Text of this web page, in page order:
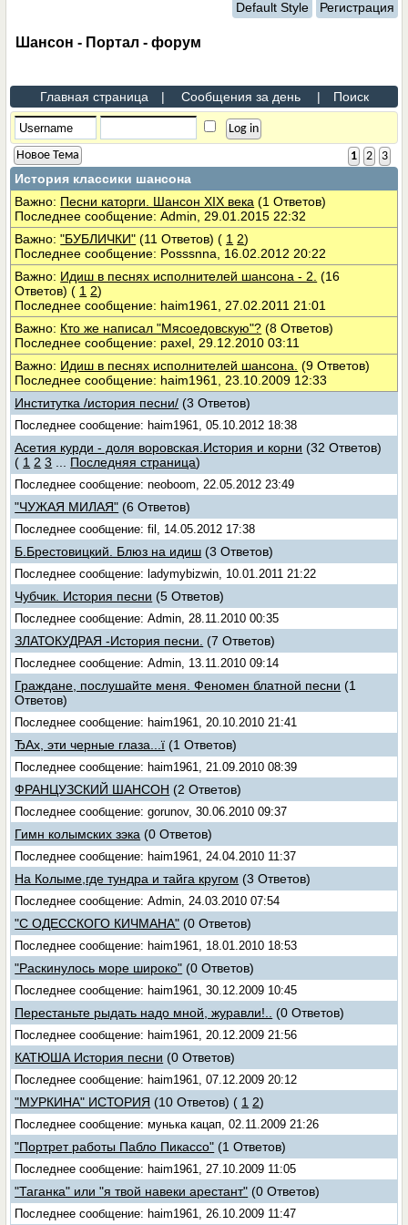
Default Style Регистрация
Шансон - Портал - форум
Главная страница | Сообщения за день | Поиск
1 2 3
Новое Тема
История классики шансона
Важно: Песни каторги. Шансон XIX века (1 Ответов)
Последнее сообщение: Admin, 29.01.2015 22:32
Важно:"БУБЛИЧКИ" (11 Ответов) ( 1 2)
Последнее сообщение: Posssnna, 16.02.2012 20:22
Важно: Идиш в песнях исполнителей шансона - 2. (16
Ответов) ( 1 2)
Последнее сообщение: haim1961, 27.02.2011 21:01
Важно: Кто же написал "Мясоедовскую"? (8 Ответов)
Последнее сообщение: paxel, 29.12.2010 03:11
Важно: Идиш в песнях исполнителей шансона. (9 Ответов)
Последнее сообщение: haim1961, 23.10.2009 12:33
Институтка /история песни/ (3 Ответов)
Последнее сообщение: haim1961, 05.10.2012 18:38
Асетия курди - доля воровская.История и корни (32 Ответов)
( 1 2 3 Последняя страница)
Последнее сообщение: neoboom, 22.05.2012 23:49
"ЧУЖАЯ МИЛАЯ" (6 Ответов)
Последнее сообщение: fil, 14.05.2012 17:38
Б.Брестовицкий. Блюз на идиш (3 Ответов)
Последнее сообщение: ladymybizwin, 10.01.2011 21:22
Чубчик. История песни (5 Ответов)
Последнее сообщение: Admin, 28.11.2010 00:35
ЗЛАТОКУДРАЯ -История песни. (7 Ответов)
Последнее сообщение: Admin, 13.11.2010 09:14
Граждане, послушайте меня. Феномен блатной песни (1
Ответов)
Последнее сообщение: haim1961, 20.10.2010 21:41
ЂАх, эти черные глаза...ї (1 Ответов)
Последнее сообщение: haim1961, 21.09.2010 08:39
ФРАНЦУЗСКИЙ ШАНСОН (2 Ответов)
Последнее сообщение: gorunov, 30.06.2010 09:37
Гимн колымских зэка (0 Ответов)
Последнее сообщение: haim1961, 24.04.2010 11:37
На Колыме,где тундра и тайга кругом (3 Ответов)
Последнее сообщение: Admin, 24.03.2010 07:54
"С ОДЕССКОГО КИЧМАНА" (0 Ответов)
Последнее сообщение: haim1961, 18.01.2010 18:53
"Раскинулось море широко" (0 Ответов)
Последнее сообщение: haim1961, 30.12.2009 10:45
Перестаньте рыдать надо мной, журавли!.. (0 Ответов)
Последнее сообщение: haim1961, 20.12.2009 21:56
КАТЮША История песни (0 Ответов)
Последнее сообщение: haim1961, 07.12.2009 20:12
"МУРКИНА" ИСТОРИЯ (10 Ответов) ( 1 2)
Последнее сообщение: мунька кацап, 02.11.2009 21:26
"Портрет работы Пабло Пикассо" (1 Ответов)
Последнее сообщение: haim1961, 27.10.2009 11:05
"Таганка" или "я твой навеки арестант" (0 Ответов)
Последнее сообщение: haim1961, 26.10.2009 11:47